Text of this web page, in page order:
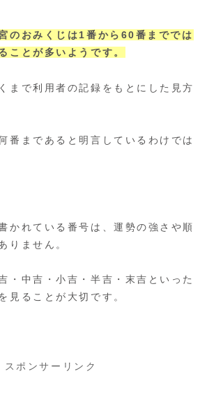
のおみくじは1番から60番まででは
ことが多いようです。
まで利用者の記録をもとにした見方
番まであると明言しているわけでは
かれている番号は、運勢の強さや順
りません。
・中吉・小吉・半吉・末吉といった
見ることが大切です。
スポンサーリンク